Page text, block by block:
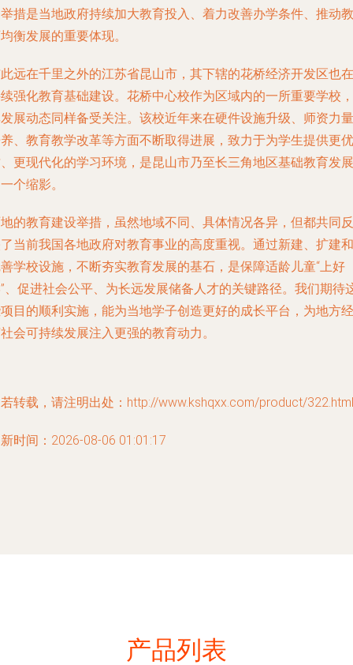
措是当地政府持续加大教育投入、着力改善办学条件、推动教
衡发展的重要体现。
远在千里之外的江苏省昆山市，其下辖的花桥经济开发区也在
强化教育基础建设。花桥中心校作为区域内的一所重要学校，
展动态同样备受关注。该校近年来在硬件设施升级、师资力量
、教育教学改革等方面不断取得进展，致力于为学生提供更优
更现代化的学习环境，是昆山市乃至长三角地区基础教育发展
个缩影。
的教育建设举措，虽然地域不同、具体情况各异，但都共同反
当前我国各地政府对教育事业的高度重视。通过新建、扩建和
学校设施，不断夯实教育发展的基石，是保障适龄儿童“上好
、促进社会公平、为长远发展储备人才的关键路径。我们期待
目的顺利实施，能为当地学子创造更好的成长平台，为地方经
会可持续发展注入更强的教育动力。
转载，请注明出处：http://www.kshqxx.com/product/322.html
时间：2026-08-06 01:01:17
产品列表